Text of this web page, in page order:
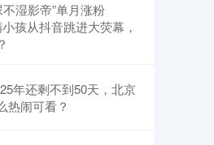
湿影帝”单月涨粉
孩从抖音跳进大荧幕，
年还剩不到50天，北京
热闹可看？